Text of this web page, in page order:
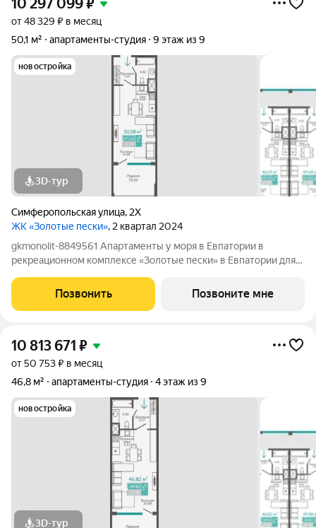
10 297 099₽
от 48 329 ₽ в месяц
50,1 м²
апартаменты-студия 9 этаж из 9
новостройка
3D-тур
Симферопольская улица, 2Х
ЖК «Золотые пески», 2 квартал 2024
gkmonolit-8849561 Апартаменты у моря в Евпатории в
рекреационном комплексе «Золотые пески» в Евпатории для
ОГРАНИЧЕНО! Ввод в эксплуатацию - II кв. 2027 О
КОМПЛЕКСЕ. Комплекс апартаментов «Золотые пески» -
Позвонить Позвоните мне
10 813 671 ₽
от 50 753 ₽ в месяц
46,8 м²
апартаменты-студия 4 этаж из 9
новостройка
3D-тур